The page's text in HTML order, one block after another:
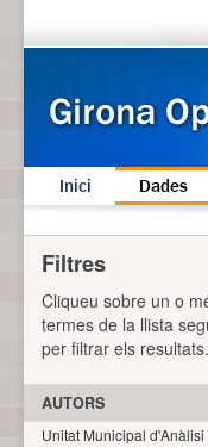
Inici Dades
Filtres
Cliqueu sobre un o
termes de la llista
per filtrar els resultats.
AUTORS
Unitat Municipal d'Anàlisi